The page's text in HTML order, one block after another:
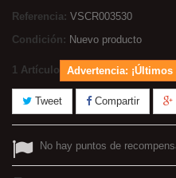
Referencia: VSCR003530
Condición: Nuevo producto
1 Artículo Advertencia:
Tweet Compartir
No hay puntos de